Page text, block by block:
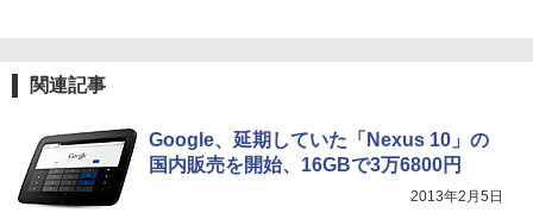
関連記事
Google、延期していた「Nexus 10」の
国内販売を開始、16GBで3万6800円
2013年2月5日